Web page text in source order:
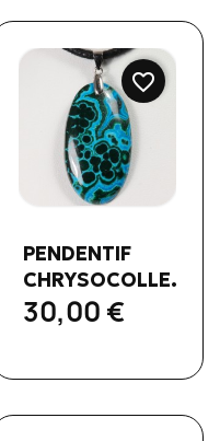
PENDENTIF
CHRYSOCOLLE...
30,00 €
favorite_border